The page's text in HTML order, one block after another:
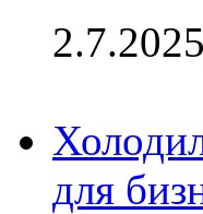
для